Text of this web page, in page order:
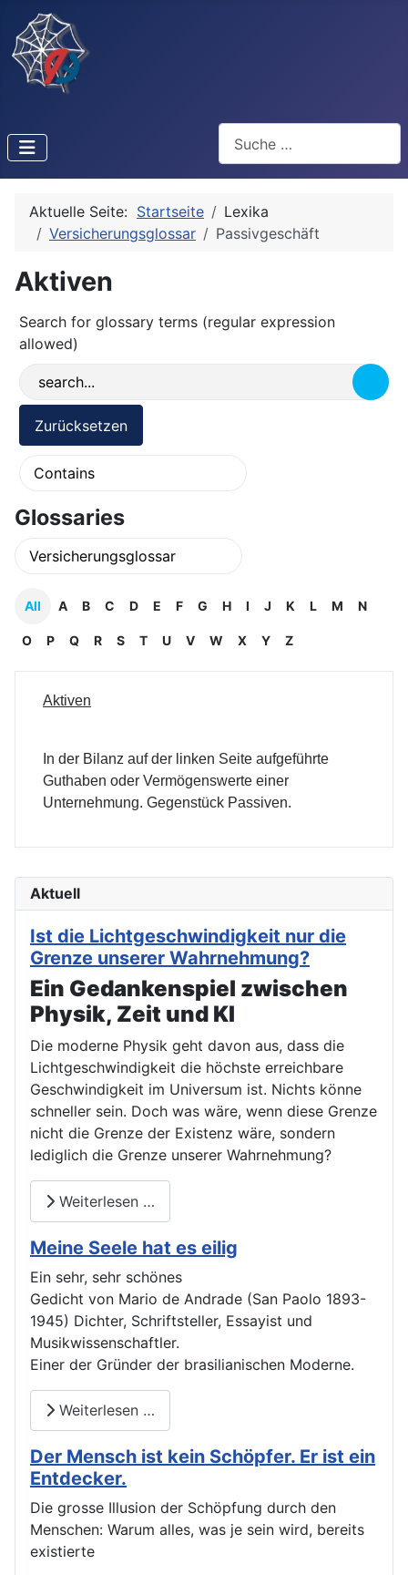
Aktuelle Seite: Startseite
Lexika
Versicherungsglossar
Passivgeschäft
Aktiven
Search for glossary terms (regular expression
allowed)
Glossaries
All A B C D E F G H I J K L M N
O P Q R S T U V W X Y Z
Aktiven
In der Bilanz auf der linken Seite aufgeführte
Guthaben oder Vermögenswerte einer
Unternehmung. Gegenstück Passiven.
Aktuell
Ist die Lichtgeschwindigkeit nur die
Grenze unserer Wahrnehmung?
Ein Gedankenspiel zwischen
Physik, Zeit und KI
Die moderne Physik geht davon aus, dass die
Lichtgeschwindigkeit die höchste erreichbare
Geschwindigkeit im Universum ist. Nichts könne
schneller sein. Doch was wäre, wenn diese Grenze
nicht die Grenze der Existenz wäre, sondern
lediglich die Grenze unserer Wahrnehmung?
Weiterlesen …
Meine Seele hat es eilig
Ein sehr, sehr schönes
Gedicht von Mario de Andrade (San Paolo 1893-
1945) Dichter, Schriftsteller, Essayist und
Musikwissenschaftler.
Einer der Gründer der brasilianischen Moderne.
Weiterlesen …
Der Mensch ist kein Schöpfer. Er ist ein
Entdecker.
Die grosse Illusion der Schöpfung durch den
Menschen: Warum alles, was je sein wird, bereits
existierte